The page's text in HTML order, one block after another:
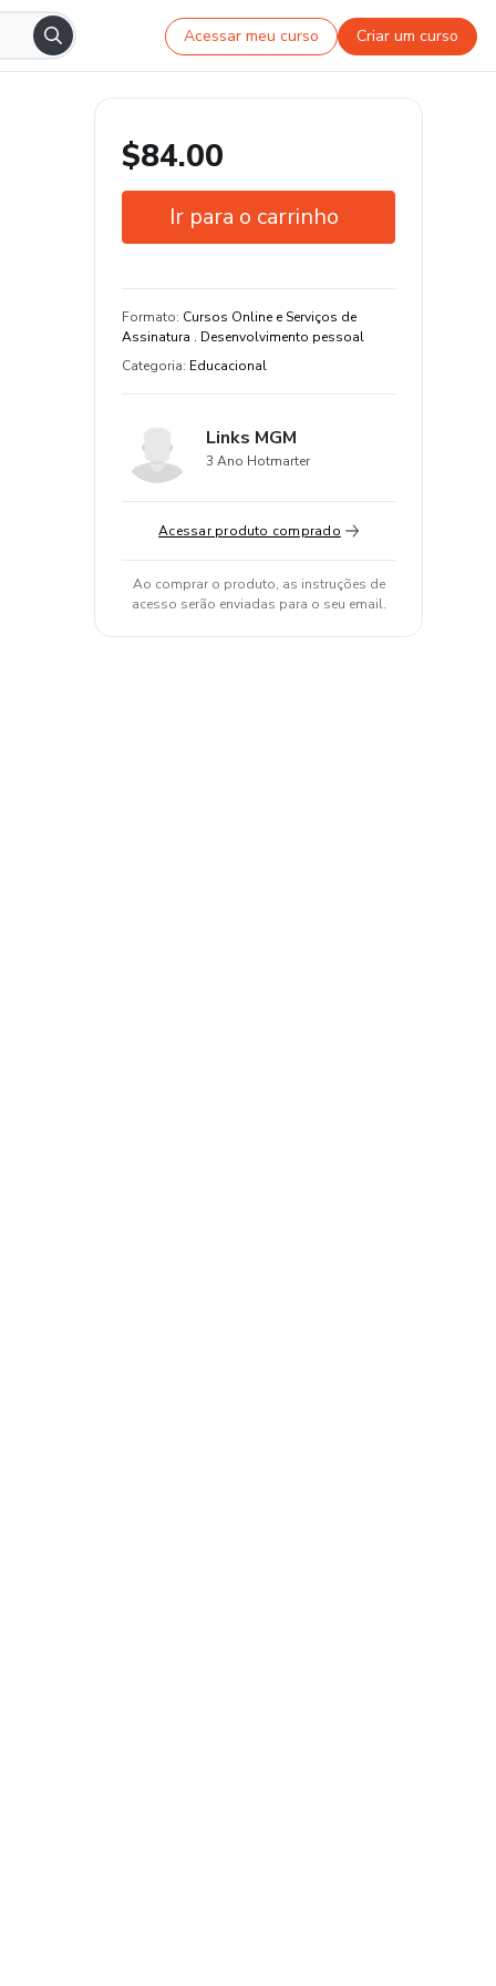
Acessar meu curso Criar um curso
$84.00
Ir para o carrinho
Estude do seu jeito e em qualquer
dispositivo
Formato: Cursos Online e Serviços de
Assinatura . Desenvolvimento pessoal
Categoria: Educacional
Links MGM
3 Ano Hotmarter
Acessar produto comprado
Ao comprar o produto, as instruções de
acesso serão enviadas para o seu email.